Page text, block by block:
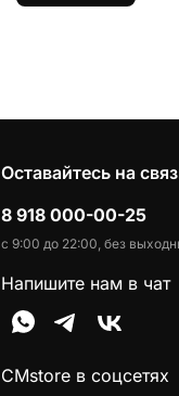
Оставайтесь на
8 918 000-00-25
с 9:00 до 22:00, без
Напишите нам в чат
CMstore в соцсетях